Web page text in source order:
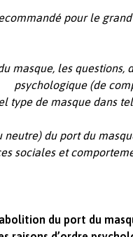
pour le grand
masque, les questions,
psychologique(de
type de masque dans
neutre) du port du
sociales et
du port du